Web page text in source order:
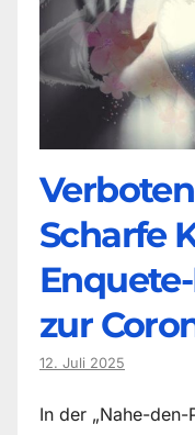
Scharfe
zur
12. Juli 2025
In der „Nahe-den-